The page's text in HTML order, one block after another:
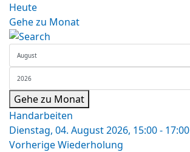
Heute
Gehe zu Monat
Gehe zu Monat
Handarbeiten
Dienstag, 04. August 2026, 15:00 - 17:00
Vorherige Wiederholung